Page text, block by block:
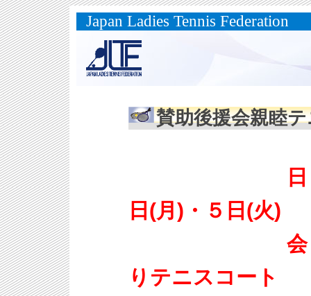
Japan Ladies Tennis Federation
賛助後援会親睦
日 程：２
日(月)・５日(火)
会 場：長
りテニスコート